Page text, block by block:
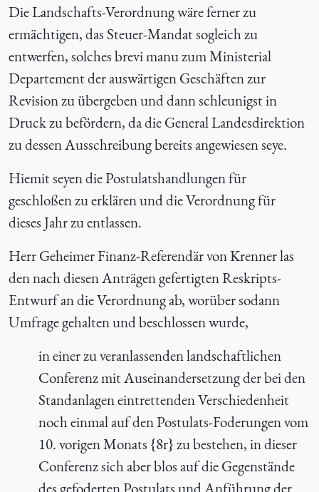
Die Landschafts-Verordnung wäre ferner zu
ermächtigen, das Steuer-Mandat sogleich zu
entwerfen, solches brevi manu zum Ministerial
Departement der auswärtigen Geschäften zur
Revision zu übergeben und dann schleunigst in
Druck zu befördern, da die General Landesdirektion
zu dessen Ausschreibung bereits angewiesen seye.
Hiemit seyen die Postulatshandlungen für
geschloßen zu erklären und die Verordnung für
dieses Jahr zu entlassen.
Herr Geheimer Finanz-Referendär von Krenner las
den nach diesen Anträgen gefertigten Reskripts-
Entwurf an die Verordnung ab, worüber sodann
Umfrage gehalten und beschlossen wurde,
in einer zu veranlassenden landschaftlichen
Conferenz mit Auseinandersetzung der bei den
Standanlagen eintrettenden Verschiedenheit
noch einmal auf den Postulats-Foderungen vom
10. vorigen Monats {8r} zu bestehen, in dieser
Conferenz sich aber blos auf die Gegenstände
des gefoderten Postulats und Anführung der